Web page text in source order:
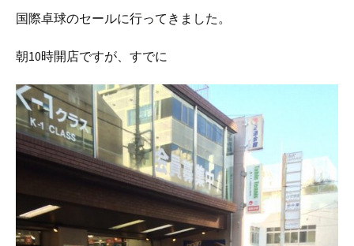
国際卓球のセールに行ってきました。
朝10時開店ですが、すでに